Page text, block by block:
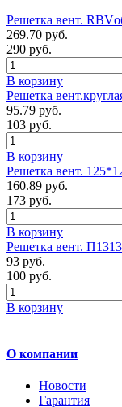
Решетка вент.
269.70 руб.
290 руб.
В корзину
Решетка
95.79 руб.
103 руб.
В корзину
Решетка вент.
160.89 руб.
173 руб.
В корзину
Решетка вент.
93 руб.
100 руб.
В корзину
О компании
Новости
Гарантия